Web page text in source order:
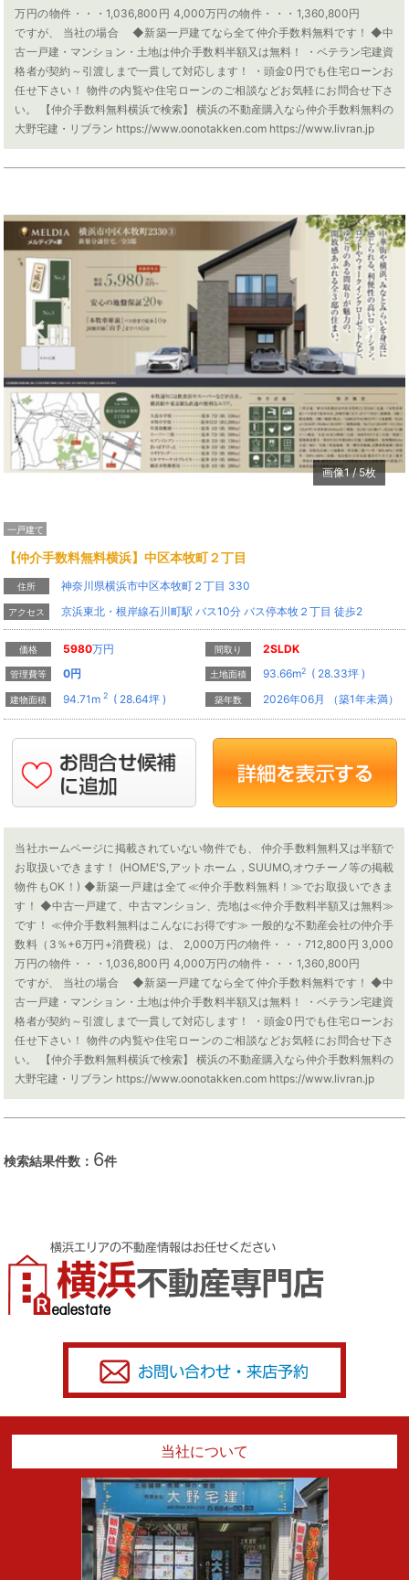
万円の物件・・・1,036,800円 4,000万円の物件・・・1,360,800円
ですが、 当社の場合 ◆新築一戸建てなら全て仲介手数料無料です！ ◆中
古一戸建・マンション・土地は仲介手数料半額又は無料！ ・ベテラン宅建資
格者が契約～引渡しまで一貫して対応します！ ・頭金0円でも住宅ローンお
任せ下さい！ 物件の内覧や住宅ローンのご相談などお気軽にお問合せ下さ
い。 【仲介手数料無料横浜で検索】 横浜の不動産購入なら仲介手数料無料の
大野宅建・リブラン https://www.oonotakken.com https://www.livran.jp
Previous
画像1/5枚
一戸建て
【仲介手数料無料横浜】中区本牧町２丁目
住所 神奈川県横浜市中区本牧町２丁目 330
アクセス 京浜東北・根岸線石川町駅 バス10分 バス停本牧２丁目 徒歩2
価格 5980万円
管理費等 0円
建物面積 94.71m 2( 28.64坪 )
間取り 2SLDK
土地面積 93.66m2 ( 28.33坪 )
築年数 2026年06月 （築1年未満）
当社ホームページに掲載されていない物件でも、 仲介手数料無料又は半額で
お取扱いできます！ (HOME'S,アットホーム，SUUMO,オウチーノ等の掲載
物件もOK！) ◆新築一戸建は全て≪仲介手数料無料！≫でお取扱いできま
す！ ◆中古一戸建て、中古マンション、売地は≪仲介手数料半額又は無料≫
です！ ≪仲介手数料無料はこんなにお得です≫ 一般的な不動産会社の仲介手
数料（3％+6万円+消費税）は、 2,000万円の物件・・・712,800円 3,000
万円の物件・・・1,036,800円 4,000万円の物件・・・1,360,800円
ですが、 当社の場合 ◆新築一戸建てなら全て仲介手数料無料です！ ◆中
古一戸建・マンション・土地は仲介手数料半額又は無料！ ・ベテラン宅建資
格者が契約～引渡しまで一貫して対応します！ ・頭金0円でも住宅ローンお
任せ下さい！ 物件の内覧や住宅ローンのご相談などお気軽にお問合せ下さ
い。 【仲介手数料無料横浜で検索】 横浜の不動産購入なら仲介手数料無料の
大野宅建・リブラン https://www.oonotakken.com https://www.livran.jp
検索結果件数： 6件
当社について